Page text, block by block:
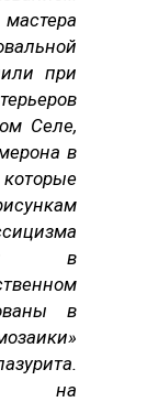
при
Селе,
в
в
в
на